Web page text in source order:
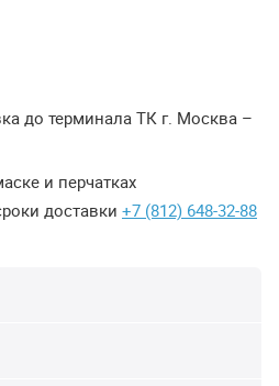
до терминала ТК г. Москва –
и перчатках
доставки +7 (812) 648-32-88